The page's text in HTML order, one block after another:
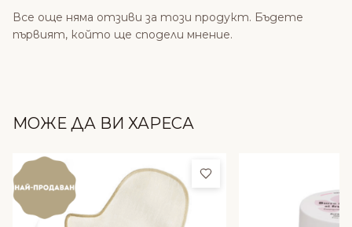
Все още няма отзиви за този продукт. Бъдете
първият, който ще сподели мнение.
МОЖЕ ДА ВИ ХАРЕСА
Добави в любими